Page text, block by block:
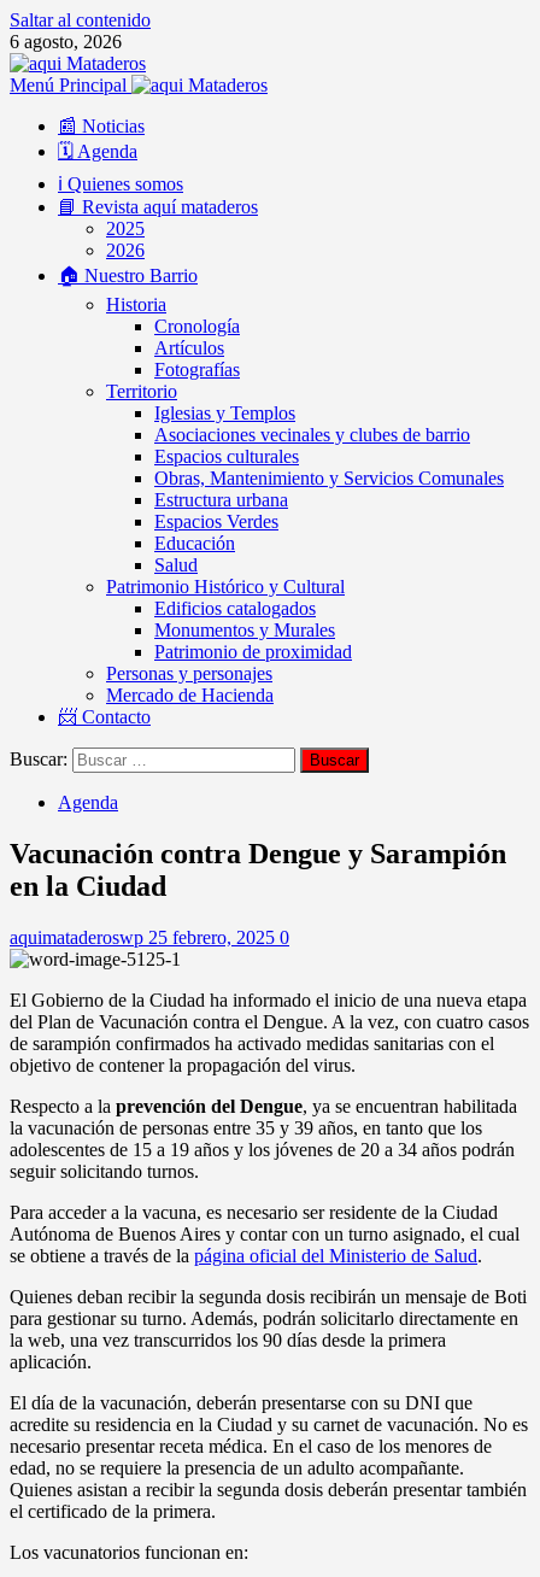
Saltar al contenido
6 agosto, 2026
Menú Principal
📰 Noticias
🗓️ Agenda
ℹ️ Quienes somos
📘 Revista aquí mataderos
2025
2026
🏠 Nuestro Barrio
Historia
Cronología
Artículos
Fotografías
Territorio
Iglesias y Templos
Asociaciones vecinales y clubes de barrio
Espacios culturales
Obras, Mantenimiento y Servicios Comunales
Estructura urbana
Espacios Verdes
Educación
Salud
Patrimonio Histórico y Cultural
Edificios catalogados
Monumentos y Murales
Patrimonio de proximidad
Personas y personajes
Mercado de Hacienda
📨 Contacto
Buscar:
Agenda
Vacunación contra Dengue y Sarampión
en la Ciudad
aquimataderoswp 25 febrero, 2025 0
El Gobierno de la Ciudad ha informado el inicio de una nueva etapa
del Plan de Vacunación contra el Dengue. A la vez, con cuatro casos
de sarampión confirmados ha activado medidas sanitarias con el
objetivo de contener la propagación del virus.
Respecto a la prevención del Dengue, ya se encuentran habilitada
la vacunación de personas entre 35 y 39 años, en tanto que los
adolescentes de 15 a 19 años y los jóvenes de 20 a 34 años podrán
seguir solicitando turnos.
Para acceder a la vacuna, es necesario ser residente de la Ciudad
Autónoma de Buenos Aires y contar con un turno asignado, el cual
se obtiene a través de la página oficial del Ministerio de Salud.
Quienes deban recibir la segunda dosis recibirán un mensaje de Boti
para gestionar su turno. Además, podrán solicitarlo directamente en
la web, una vez transcurridos los 90 días desde la primera
aplicación.
El día de la vacunación, deberán presentarse con su DNI que
acredite su residencia en la Ciudad y su carnet de vacunación. No es
necesario presentar receta médica. En el caso de los menores de
edad, no se requiere la presencia de un adulto acompañante.
Quienes asistan a recibir la segunda dosis deberán presentar también
el certificado de la primera.
Los vacunatorios funcionan en: